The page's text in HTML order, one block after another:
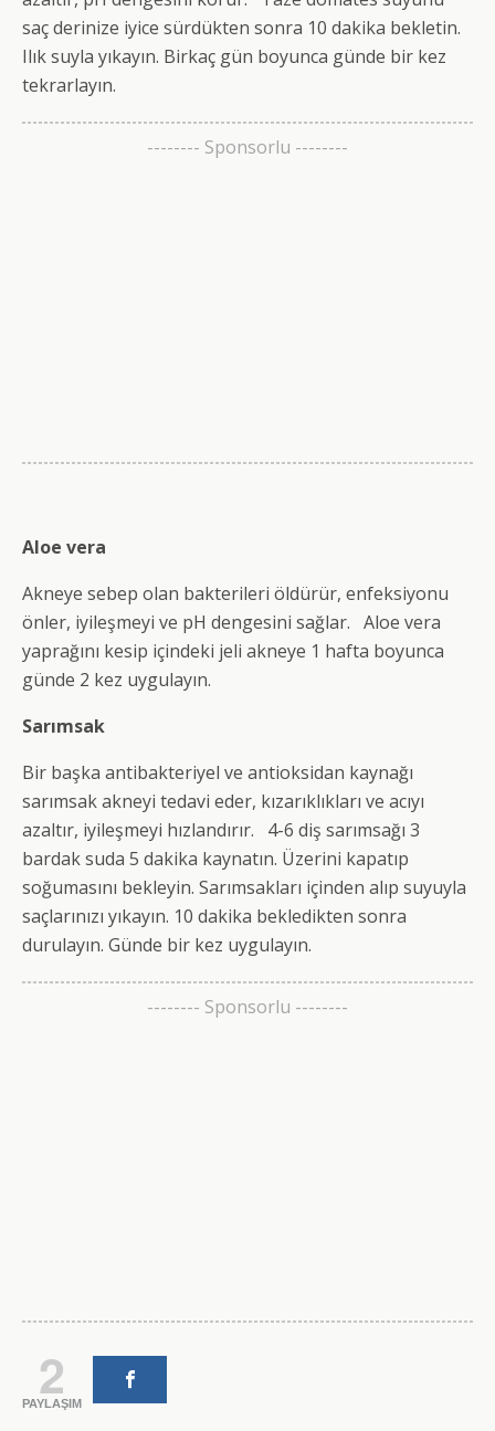
saç derinize iyice sürdükten sonra 10 dakika bekletin.
Ilık suyla yıkayın. Birkaç gün boyunca günde bir kez
tekrarlayın.
-------- Sponsorlu --------
Aloe vera
Akneye sebep olan bakterileri öldürür, enfeksiyonu
önler, iyileşmeyi ve pH dengesini sağlar. Aloe vera
yaprağını kesip içindeki jeli akneye 1 hafta boyunca
günde 2 kez uygulayın.
Sarımsak
Bir başka antibakteriyel ve antioksidan kaynağı
sarımsak akneyi tedavi eder, kızarıklıkları ve acıyı
azaltır, iyileşmeyi hızlandırır. 4-6 diş sarımsağı 3
bardak suda 5 dakika kaynatın. Üzerini kapatıp
soğumasını bekleyin. Sarımsakları içinden alıp suyuyla
saçlarınızı yıkayın. 10 dakika bekledikten sonra
durulayın. Günde bir kez uygulayın.
-------- Sponsorlu --------
2
PAYLAŞIM